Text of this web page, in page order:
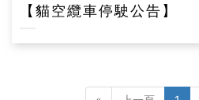
【貓空纜車停駛公告】